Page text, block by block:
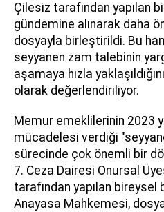
Çilesiz tarafından yapılan
gündemine alınarak daha
dosyayla birleştirildi. Bu
seyyanen zam talebinin
aşamaya hızla
olarak değerlendiriliyor.
Memur emeklilerinin 2023
mücadelesi verdiği
sürecinde çok önemli bir
7. Ceza Dairesi Onursal
tarafından yapılan
Anayasa Mahkemesi,